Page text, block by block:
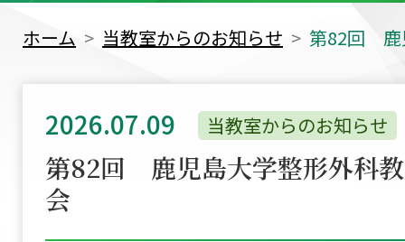
ホーム 当教室からのお知らせ 第82回 鹿
2026.07.09 当教室からのお知らせ
第82回 鹿児島大学整形外科
会